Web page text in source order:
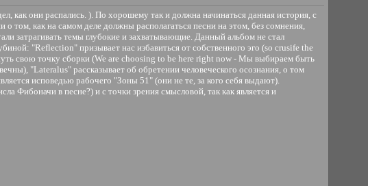
как они распались. ). По хорошему так и должна начинаться данная история, с
том, как на самом деле должны располагаться песни на этом, без сомнения,
затрагивать темы глубокие и захватывающие. Данный альбом не стал
"Reflection" призывает нас избавиться от собственного эго (so crusife the
свою точку сборки (We are choosing to be here right now - Мы выбираем быть
"Lateralus" рассказывает об обретении человеческого осознания, о том
исповедью рабочего "Зоны 51" (они не те, за кого себя выдают).
Фибоначи в песне?) и с точки зрения смысловой, так как является и